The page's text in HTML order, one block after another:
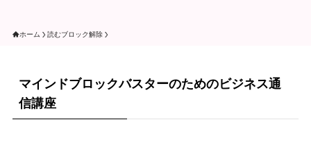
ホーム 読むブロック解除
マインドブロックバスターのためのビジネス通
信講座